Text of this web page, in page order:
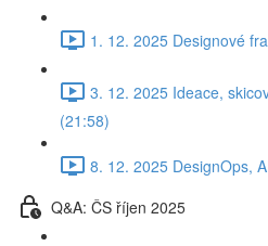
1. 12. 2025 Designové
3. 12. 2025 Ideace,
(21:58)
8. 12. 2025 DesignOps,
Q&A: ČS říjen 2025